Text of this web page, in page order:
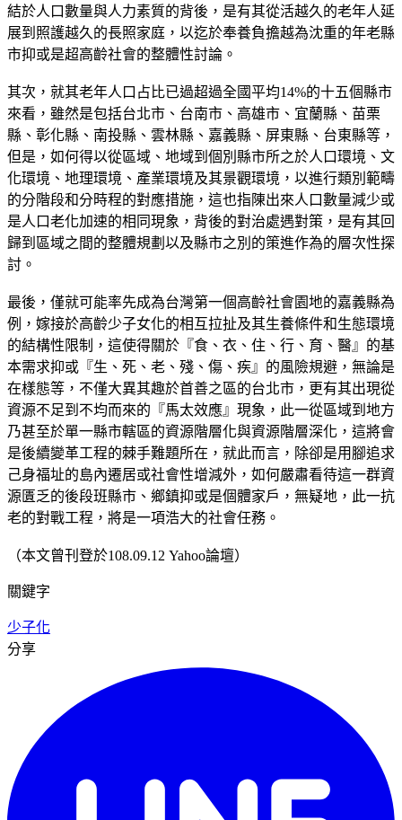
結於人口數量與人力素質的背後，是有其從活越久的老年人延
展到照護越久的長照家庭，以迄於奉養負擔越為沈重的年老縣
市抑或是超高齡社會的整體性討論。
其次，就其老年人口占比已過超過全國平均14%的十五個縣市
來看，雖然是包括台北市、台南市、高雄市、宜蘭縣、苗栗
縣、彰化縣、南投縣、雲林縣、嘉義縣、屏東縣、台東縣等，
但是，如何得以從區域、地域到個別縣市所之於人口環境、文
化環境、地理環境、產業環境及其景觀環境，以進行類別範疇
的分階段和分時程的對應措施，這也指陳出來人口數量減少或
是人口老化加速的相同現象，背後的對治處遇對策，是有其回
歸到區域之間的整體規劃以及縣市之別的策進作為的層次性探
討。
最後，僅就可能率先成為台灣第一個高齡社會園地的嘉義縣為
例，嫁接於高齡少子女化的相互拉扯及其生養條件和生態環境
的結構性限制，這使得關於『食、衣、住、行、育、醫』的基
本需求抑或『生、死、老、殘、傷、疾』的風險規避，無論是
在樣態等，不僅大異其趣於首善之區的台北市，更有其出現從
資源不足到不均而來的『馬太效應』現象，此一從區域到地方
乃甚至於單一縣市轄區的資源階層化與資源階層深化，這將會
是後續變革工程的棘手難題所在，就此而言，除卻是用腳追求
己身福址的島內遷居或社會性增減外，如何嚴肅看待這一群資
源匱乏的後段班縣市、鄉鎮抑或是個體家戶，無疑地，此一抗
老的對戰工程，將是一項浩大的社會任務。
（本文曾刊登於108.09.12 Yahoo論壇）
關鍵字
少子化
分享